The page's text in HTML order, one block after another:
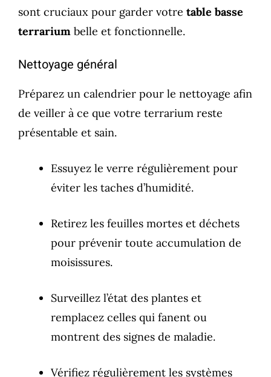
sont cruciaux pour garder votre table basse
terrarium belle et fonctionnelle.
Nettoyage général
Préparez un calendrier pour le nettoyage afin
de veiller à ce que votre terrarium reste
présentable et sain.
Essuyez le verre régulièrement pour
éviter les taches d’humidité.
Retirez les feuilles mortes et déchets
pour prévenir toute accumulation de
moisissures.
Surveillez l’état des plantes et
remplacez celles qui fanent ou
montrent des signes de maladie.
Vérifiez régulièrement les systèmes